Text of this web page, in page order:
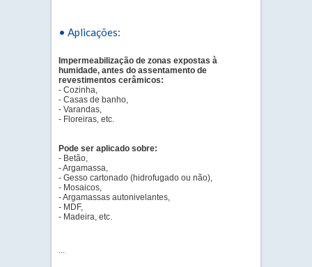
• Aplicações:
Impermeabilização de zonas expostas à
humidade, antes do assentamento de
revestimentos cerâmicos:
- Cozinha,
- Casas de banho,
- Varandas,
- Floreiras, etc.
Pode ser aplicado sobre:
- Betão,
- Argamassa,
- Gesso cartonado (hidrofugado ou não),
- Mosaicos,
- Argamassas autonivelantes,
- MDF,
- Madeira, etc.
...